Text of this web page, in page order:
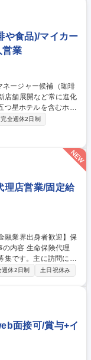
等販売フォローの実
ス・その他周辺知識
融機関、提携保険会社
売推進策交渉および
や食品)/マイカー
営業
つ星ホテルを含むホテ
、チーズを中心に、
信頼関係を築く営業
略の立案・実行、売上
接点を通じて新規出
商品の企画にも携わ
に昇格される方も多
/土日祝休
完全週休2日制
理店営業/固定給
集です。主に訪問によ
は歩合給制ではなく
育・研修等販売フォ
ライアンス・その他
■提携金融機関、提携
部への販売推進策交
週休2日制 土日祝休み
面接可/賞与+イ